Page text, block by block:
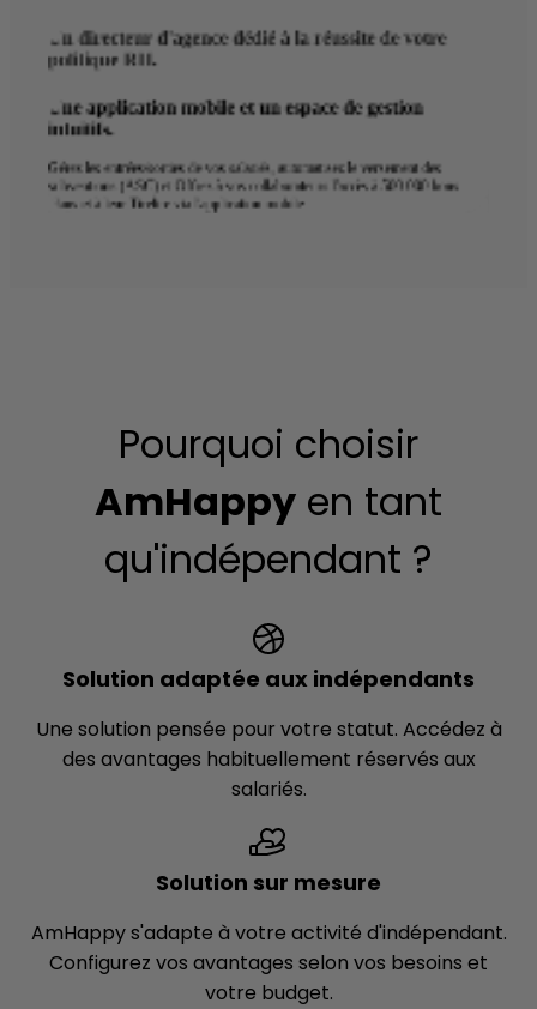
Un directeur d'agence dédié à la réussite de votre
politique RH.
Une application mobile et un espace de gestion
intuitifs.
Gérez les entrées/sorties de vos salariés, automatisez le versement des
subventions (ASC) et Offrez à vos collaborateurs l'accès à 500 000 bons
plans et à leur Tirelire via l'application mobile
Pourquoi choisir
AmHappy en tant
qu'indépendant ?
Solution adaptée aux indépendants
Une solution pensée pour votre statut. Accédez à
des avantages habituellement réservés aux
salariés.
Solution sur mesure
AmHappy s'adapte à votre activité d'indépendant.
Configurez vos avantages selon vos besoins et
votre budget.